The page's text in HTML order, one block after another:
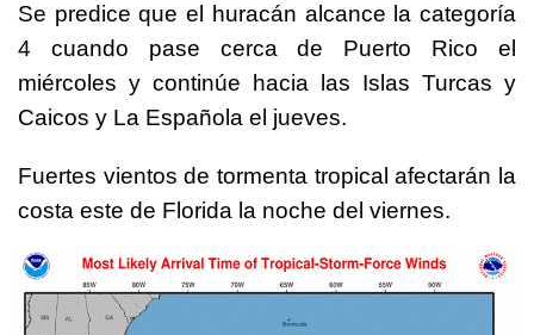
Se predice que el huracán alcance la categoría
4 cuando pase cerca de Puerto Rico el
miércoles y continúe hacia las Islas Turcas y
Caicos y La Española el jueves.
Fuertes vientos de tormenta tropical afectarán la
costa este de Florida la noche del viernes.